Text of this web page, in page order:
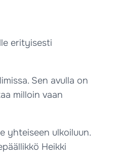
erityisesti
Sen avulla on
milloin vaan
yhteiseen ulkoiluun.
Heikki